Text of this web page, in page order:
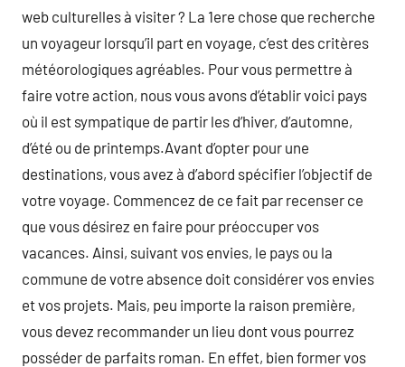
web culturelles à visiter ? La 1ere chose que recherche
un voyageur lorsqu’il part en voyage, c’est des critères
météorologiques agréables. Pour vous permettre à
faire votre action, nous vous avons d’établir voici pays
où il est sympatique de partir les d’hiver, d’automne,
d’été ou de printemps.Avant d’opter pour une
destinations, vous avez à d’abord spécifier l’objectif de
votre voyage. Commencez de ce fait par recenser ce
que vous désirez en faire pour préoccuper vos
vacances. Ainsi, suivant vos envies, le pays ou la
commune de votre absence doit considérer vos envies
et vos projets. Mais, peu importe la raison première,
vous devez recommander un lieu dont vous pourrez
posséder de parfaits roman. En effet, bien former vos